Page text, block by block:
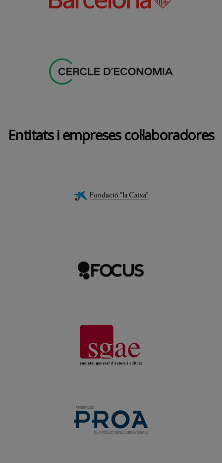
Entitats i empreses col·laboradores